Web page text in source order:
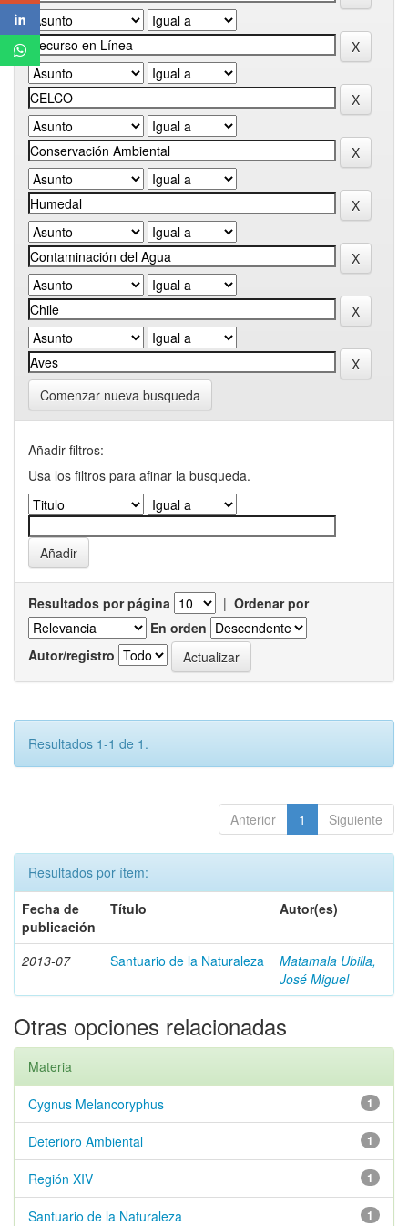
Comenzar nueva busqueda
Añadir filtros:
Usa los filtros para afinar la busqueda.
Resultados por página | Ordenar por
En orden
Autor/registro
Resultados 1-1 de 1.
Anterior 1 Siguiente
Resultados por ítem:
Fecha de
publicación
Título Autor(es)
2013-07 Santuario de la Naturaleza
Matamala Ubilla,
José Miguel
Otras opciones relacionadas
Materia
1
Cygnus Melancoryphus
1
Deterioro Ambiental
1
Región XIV
1
Santuario de la Naturaleza